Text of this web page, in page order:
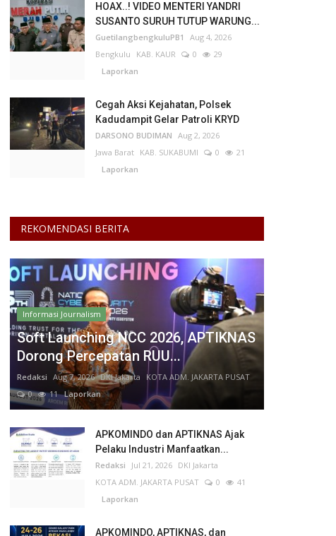
HOAX..! VIDEO MENTERI YANDRI
SUSANTO SURUH TUTUP WARUNG...
GuetilangbengkuluPB1
Aug 4, 2026
Bengkulu
KAB. KAUR 0
29
Laporkan
Cegah Aksi Kejahatan, Polsek
Kadudampit Gelar Patroli KRYD
DARSONO BUDIMAN Aug 2, 2026
Jawa Barat KAB. SUKABUMI 0
21
Laporkan
REKOMENDASI BERITA
Informasi Journalism
Soft Launching NCC 2026, APTIKNAS
Dorong Percepatan RUU...
Redaksi Aug 7, 2026 DKI Jakarta
KOTA ADM. JAKARTA PUSAT
0
11Laporkan
APKOMINDO dan APTIKNAS Ajak
Pelaku Industri Manfaatkan...
Redaksi Jul 21, 2026 DKI Jakarta
KOTA ADM. JAKARTA PUSAT
0
41
Laporkan
APKOMINDO, APTIKNAS, dan